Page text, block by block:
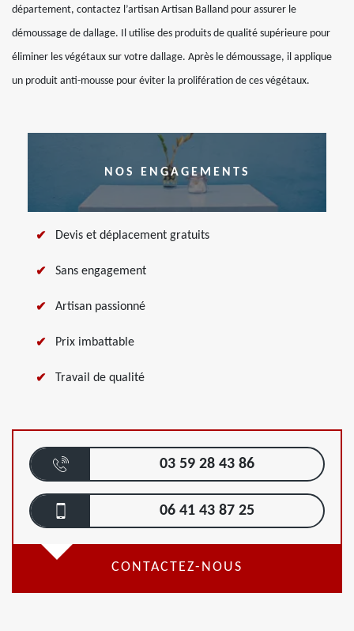
département, contactez l’artisan Artisan Balland pour assurer le
démoussage de dallage. Il utilise des produits de qualité supérieure pour
éliminer les végétaux sur votre dallage. Après le démoussage, il applique
un produit anti-mousse pour éviter la prolifération de ces végétaux.
NOS ENGAGEMENTS
Devis et déplacement gratuits
Sans engagement
Artisan passionné
Prix imbattable
Travail de qualité
03 59 28 43 86
06 41 43 87 25
CONTACTEZ-NOUS